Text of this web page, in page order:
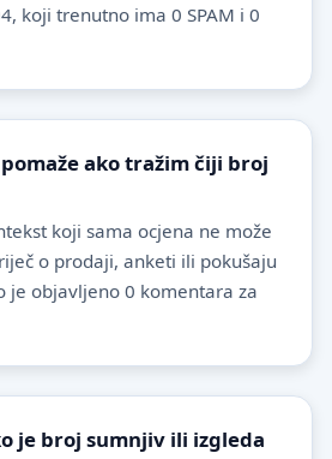
koji trenutno ima 0 SPAM i 0
ako tražim čiji broj
koji sama ocjena ne može
o prodaji, anketi ili pokušaju
je objavljeno 0 komentara za
je broj sumnjiv ili izgleda